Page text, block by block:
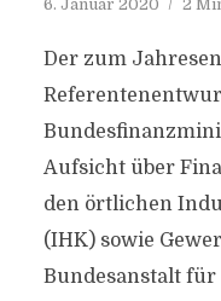
6. Januar 2020 2
Der zum
Aufsicht über
den örtlichen
(IHK) sowie
Bundesanstalt für